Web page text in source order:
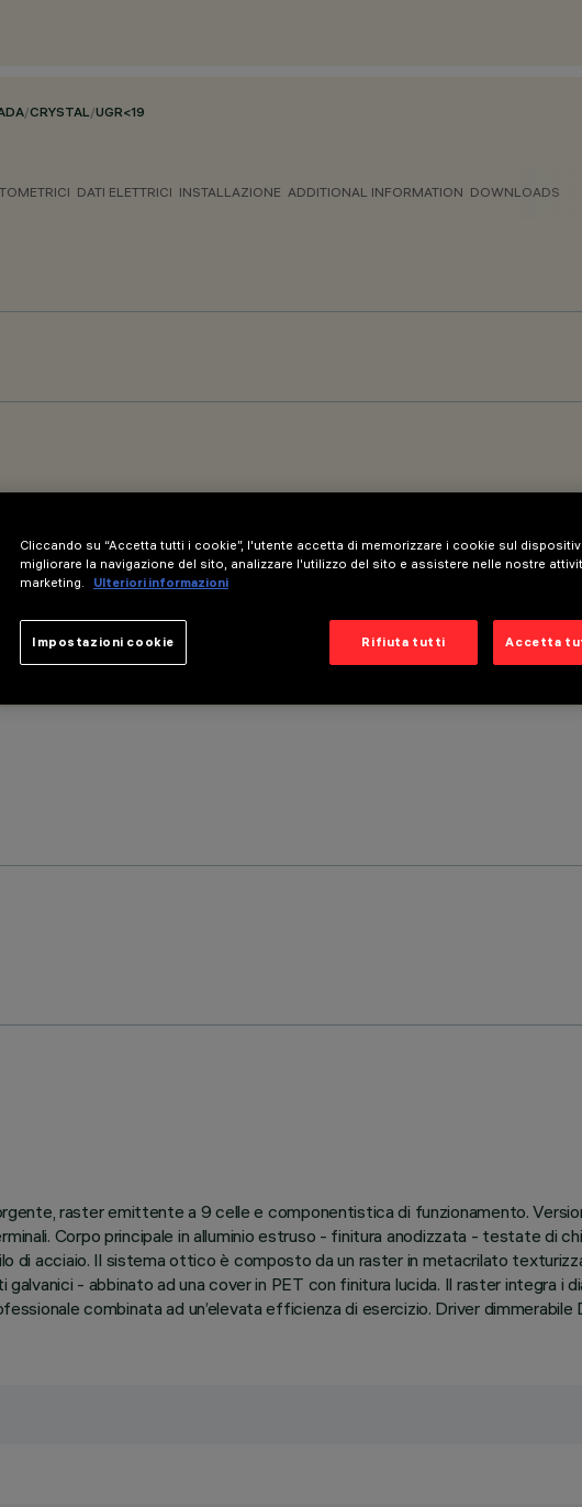
/CRYSTAL/UGR<19
DATI ELETTRICI INSTALLAZIONE ADDITIONAL INFORMATION DOWNLOADS
raster emittente a 9 celle e componentistica di funzionamento.
Corpo principale in alluminio estruso - finitura anodizzata - testate di
di acciaio. Il sistema ottico è composto da un raster in metacrilato
- abbinato ad una cover in PET con finitura lucida. Il raster integra i
combinata ad un’elevata efficienza di esercizio. Driver dimmerabile
Cliccando su “Accetta tutti i cookie”, l'utente accetta di memorizzare i cookie sul
migliorare la navigazione del sito, analizzare l'utilizzo del sito e assistere nelle nostre
marketing.
Ulteriori informazioni
Rifiuta tutti Accetta
Impostazioni cookie